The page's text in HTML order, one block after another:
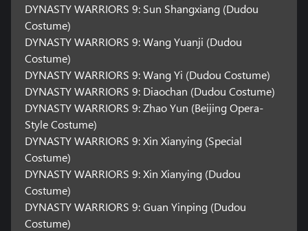
DYNASTY WARRIORS 9: Sun Shangxiang (Dudou
Costume)
DYNASTY WARRIORS 9: Wang Yuanji (Dudou
Costume)
DYNASTY WARRIORS 9: Wang Yi (Dudou Costume)
DYNASTY WARRIORS 9: Diaochan (Dudou Costume)
DYNASTY WARRIORS 9: Zhao Yun (Beijing Opera-
Style Costume)
DYNASTY WARRIORS 9: Xin Xianying (Special
Costume)
DYNASTY WARRIORS 9: Xin Xianying (Dudou
Costume)
DYNASTY WARRIORS 9: Guan Yinping (Dudou
Costume)